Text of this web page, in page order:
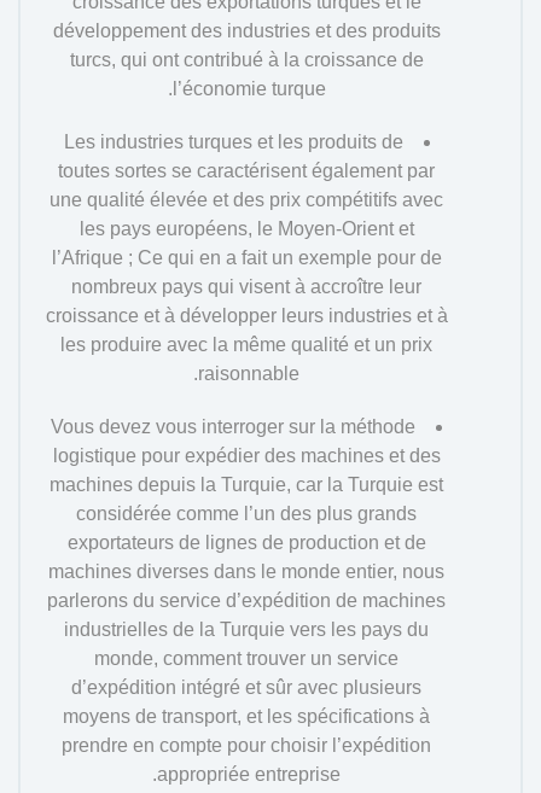
développement des industries et des produits
turcs, qui ont contribué à la croissance de
l’économie turque.
Les industries turques et les produits de
toutes sortes se caractérisent également par
une qualité élevée et des prix compétitifs avec
les pays européens, le Moyen-Orient et
l’Afrique ; Ce qui en a fait un exemple pour de
nombreux pays qui visent à accroître leur
croissance et à développer leurs industries et à
les produire avec la même qualité et un prix
raisonnable.
Vous devez vous interroger sur la méthode
logistique pour expédier des machines et des
machines depuis la Turquie, car la Turquie est
considérée comme l’un des plus grands
exportateurs de lignes de production et de
machines diverses dans le monde entier, nous
parlerons du service d’expédition de machines
industrielles de la Turquie vers les pays du
monde, comment trouver un service
d’expédition intégré et sûr avec plusieurs
moyens de transport, et les spécifications à
prendre en compte pour choisir l’expédition
appropriée entreprise.